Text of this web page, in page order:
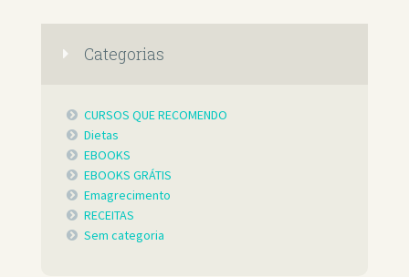
Categorias
CURSOS QUE RECOMENDO
Dietas
EBOOKS
EBOOKS GRÁTIS
Emagrecimento
RECEITAS
Sem categoria